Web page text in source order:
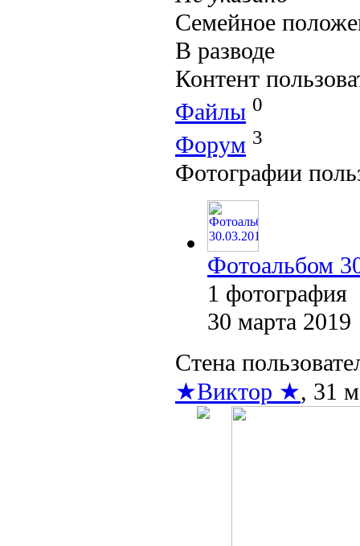
Семейное
В разводе
Контент
Файлы 0
Форум 3
Фотографии
Фотоальбом
1 фотография
30 марта 2019
Стена
★Виктор ★, 31